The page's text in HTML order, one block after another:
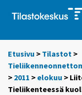
Etusivu > Tilastot >
> 2011 > elokuu >
Tieliikenteessä